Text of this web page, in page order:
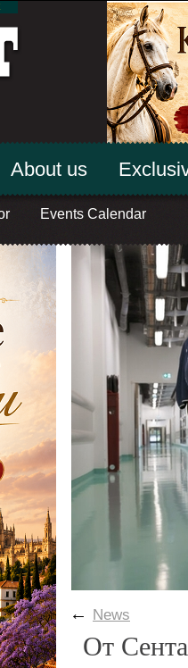
Events Calendar
About us
← News
От